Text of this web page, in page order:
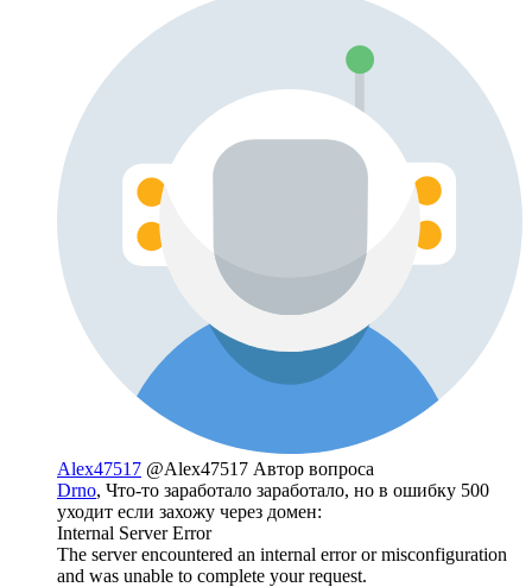
Alex47517 @Alex47517 Автор вопроса
Drno, Что-то заработало заработало, но в ошибку 500
уходит если захожу через домен:
Internal Server Error
The server encountered an internal error or misconfiguration
and was unable to complete your request.